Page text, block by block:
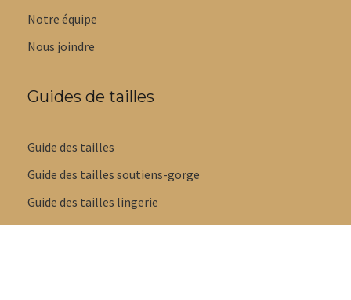
Notre équipe
Nous joindre
Guides de tailles
Guide des tailles
Guide des tailles soutiens-gorge
Guide des tailles lingerie
Guide styles de culottes